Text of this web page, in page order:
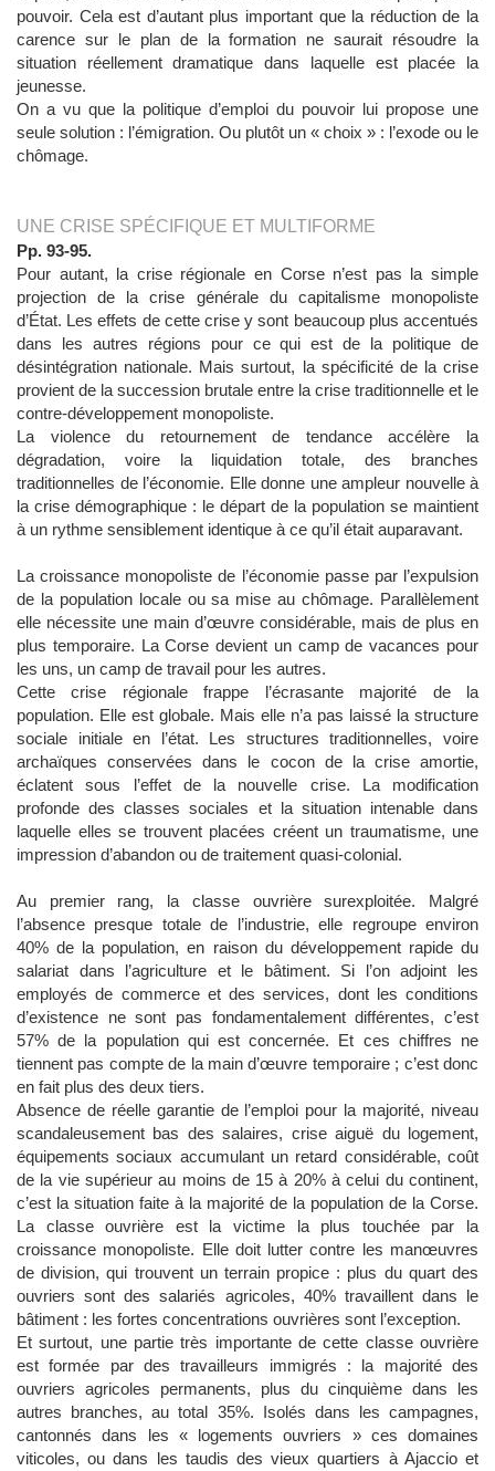
pouvoir. Cela est d’autant plus important que la réduction de la
carence sur le plan de la formation ne saurait résoudre la
situation réellement dramatique dans laquelle est placée la
jeunesse.
On a vu que la politique d’emploi du pouvoir lui propose une
seule solution : l’émigration. Ou plutôt un « choix » : l’exode ou le
chômage.
UNE CRISE SPÉCIFIQUE ET MULTIFORME
Pp. 93-95.
Pour autant, la crise régionale en Corse n’est pas la simple
projection de la crise générale du capitalisme monopoliste
d’État. Les effets de cette crise y sont beaucoup plus accentués
dans les autres régions pour ce qui est de la politique de
désintégration nationale. Mais surtout, la spécificité de la crise
provient de la succession brutale entre la crise traditionnelle et le
contre-développement monopoliste.
La violence du retournement de tendance accélère la
dégradation, voire la liquidation totale, des branches
traditionnelles de l’économie. Elle donne une ampleur nouvelle à
la crise démographique : le départ de la population se maintient
à un rythme sensiblement identique à ce qu’il était auparavant.
La croissance monopoliste de l’économie passe par l’expulsion
de la population locale ou sa mise au chômage. Parallèlement
elle nécessite une main d’œuvre considérable, mais de plus en
plus temporaire. La Corse devient un camp de vacances pour
les uns, un camp de travail pour les autres.
Cette crise régionale frappe l’écrasante majorité de la
population. Elle est globale. Mais elle n’a pas laissé la structure
sociale initiale en l’état. Les structures traditionnelles, voire
archaïques conservées dans le cocon de la crise amortie,
éclatent sous l’effet de la nouvelle crise. La modification
profonde des classes sociales et la situation intenable dans
laquelle elles se trouvent placées créent un traumatisme, une
impression d’abandon ou de traitement quasi-colonial.
Au premier rang, la classe ouvrière surexploitée. Malgré
l’absence presque totale de l’industrie, elle regroupe environ
40% de la population, en raison du développement rapide du
salariat dans l’agriculture et le bâtiment. Si l’on adjoint les
employés de commerce et des services, dont les conditions
d’existence ne sont pas fondamentalement différentes, c’est
57% de la population qui est concernée. Et ces chiffres ne
tiennent pas compte de la main d’œuvre temporaire ; c’est donc
en fait plus des deux tiers.
Absence de réelle garantie de l’emploi pour la majorité, niveau
scandaleusement bas des salaires, crise aiguë du logement,
équipements sociaux accumulant un retard considérable, coût
de la vie supérieur au moins de 15 à 20% à celui du continent,
c’est la situation faite à la majorité de la population de la Corse.
La classe ouvrière est la victime la plus touchée par la
croissance monopoliste. Elle doit lutter contre les manœuvres
de division, qui trouvent un terrain propice : plus du quart des
ouvriers sont des salariés agricoles, 40% travaillent dans le
bâtiment : les fortes concentrations ouvrières sont l’exception.
Et surtout, une partie très importante de cette classe ouvrière
est formée par des travailleurs immigrés : la majorité des
ouvriers agricoles permanents, plus du cinquième dans les
autres branches, au total 35%. Isolés dans les campagnes,
cantonnés dans les « logements ouvriers » ces domaines
viticoles, ou dans les taudis des vieux quartiers à Ajaccio et